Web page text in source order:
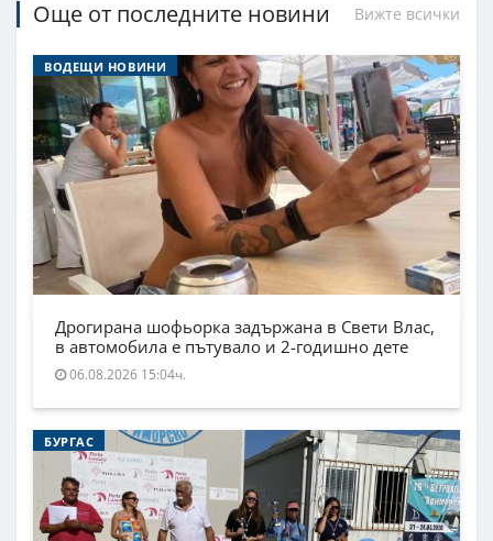
Още от последните новини Вижте всички
ВОДЕЩИ НОВИНИ
Дрогирана шофьорка задържана в Свети Влас,
в автомобила е пътувало и 2-годишно дете
06.08.2026 15:04ч.
БУРГАС